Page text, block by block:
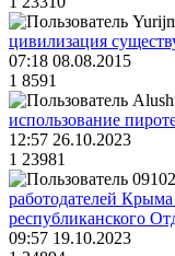
цивилизация
07:18 08.08.2015
1 8591
использование
12:57 26.10.2023
1 23981
работодателей
республиканского
09:57 19.10.2023